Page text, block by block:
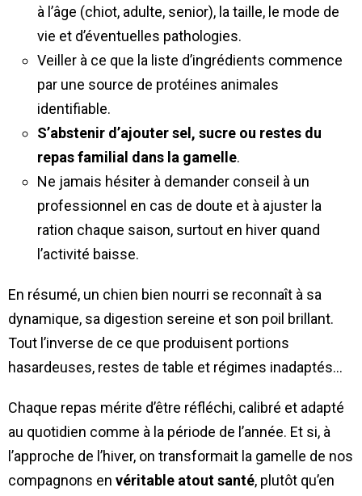
à l’âge (chiot, adulte, senior), la taille, le mode de
vie et d’éventuelles pathologies.
Veiller à ce que la liste d’ingrédients commence
par une source de protéines animales
identifiable.
S’abstenir d’ajouter sel, sucre ou restes du
repas familial dans la gamelle.
Ne jamais hésiter à demander conseil à un
professionnel en cas de doute et à ajuster la
ration chaque saison, surtout en hiver quand
l’activité baisse.
En résumé, un chien bien nourri se reconnaît à sa
dynamique, sa digestion sereine et son poil brillant.
Tout l’inverse de ce que produisent portions
hasardeuses, restes de table et régimes inadaptés…
Chaque repas mérite d’être réfléchi, calibré et adapté
au quotidien comme à la période de l’année. Et si, à
l’approche de l’hiver, on transformait la gamelle de nos
compagnons en véritable atout santé, plutôt qu’en